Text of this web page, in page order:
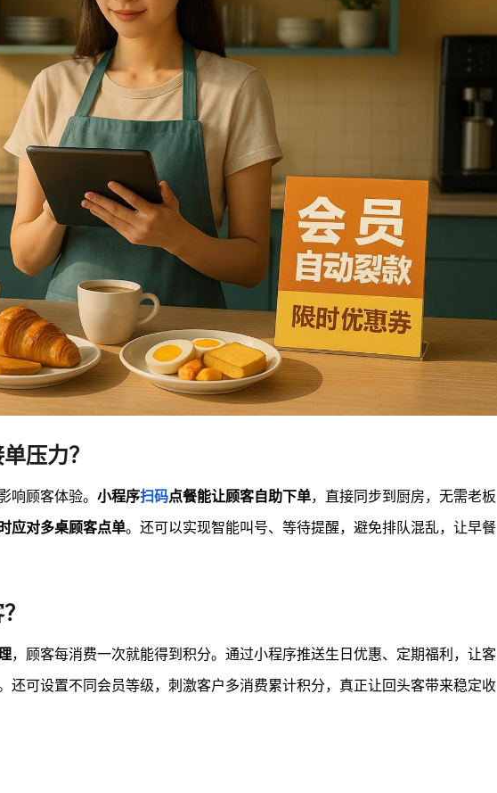
压力？
顾客体验。 小程序扫码点餐能让顾客自助下单，直接同步到厨房，无需老板
应对多桌顾客点单。还可以实现智能叫号、等待提醒，避免排队混乱，让早餐
，顾客每消费一次就能得到积分。通过小程序推送生日优惠、定期福利，让客
还可设置不同会员等级，刺激客户多消费累计积分，真正让回头客带来稳定收